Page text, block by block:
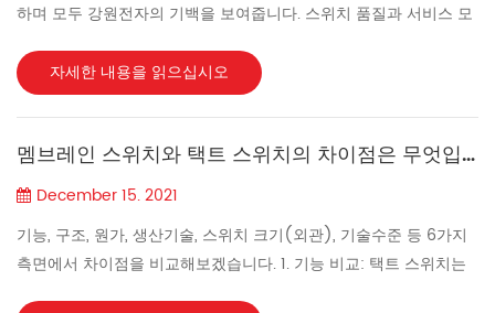
하며 모두 강원전자의 기백을 보여줍니다. 스위치 품질과 서비스 모
기, 물주기 경주, 공 운반 경주, 젓가락으로 유리구슬, 줄넘기 대회 등
이 포함됩니다. 다음은 우리의 뜨거운 경쟁과 경주에 대한 장면입니
니다....
자세한 내용을 읽으십시오
멤브레인 스위치와 택트 스위치의 차이점은 무엇입니까?
December 15. 2021
기능, 구조, 원가, 생산기술, 스위치 크기(외관), 기술수준 등 6가지
측면에서 차이점을 비교해보겠습니다. 1. 기능 비교: 택트 스위치는